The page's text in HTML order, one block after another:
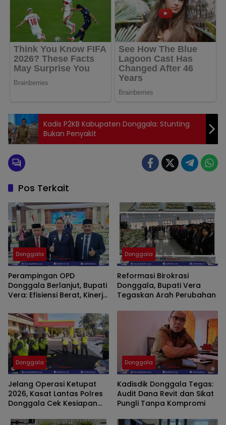
Kadis P2KB Kabupaten Donggala: Stunting
Bukan Penyakit
Pos Terkait
Donggala
Perampingan OPD
Donggala Berlanjut, Bupati
Vera: Efisiensi Berat, Kinerja
Donggala
Reformasi Birokrasi
Donggala, Bupati Vera
Tegaskan Arah Perubahan
Donggala
Jelang Operasi Ketupat
2026, Kasat Lantas Polres
Donggala Cek Kesiapan
Donggala
Kadisdik Donggala Tegas:
Audit Dana Revit dan Sikat
Pungli Tanpa Kompromi